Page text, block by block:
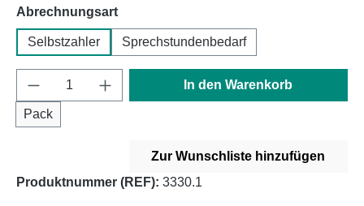
Abrechnungsartauswählen
Selbstzahler Sprechstundenbedarf
Produkt Anzahl: Gib den gewünschten
Pack
In den Warenkorb
Zur Wunschliste hinzufügen
Produktnummer (REF): 3330.1